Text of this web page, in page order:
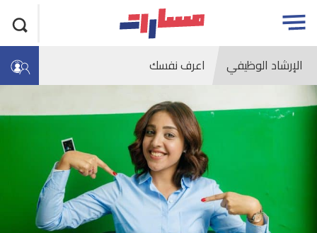
تجاوز
الاعلان
Open
menu
الإرشاد الوظيفي اعرف نفسك